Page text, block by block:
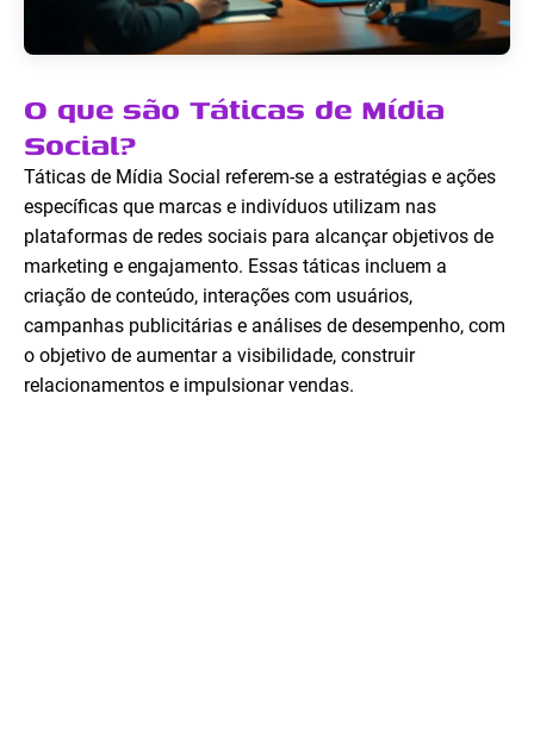
O que são Táticas de Mídia
Social?
Táticas de Mídia Social referem-se a estratégias e ações
específicas que marcas e indivíduos utilizam nas
plataformas de redes sociais para alcançar objetivos de
marketing e engajamento. Essas táticas incluem a
criação de conteúdo, interações com usuários,
campanhas publicitárias e análises de desempenho, com
o objetivo de aumentar a visibilidade, construir
relacionamentos e impulsionar vendas.